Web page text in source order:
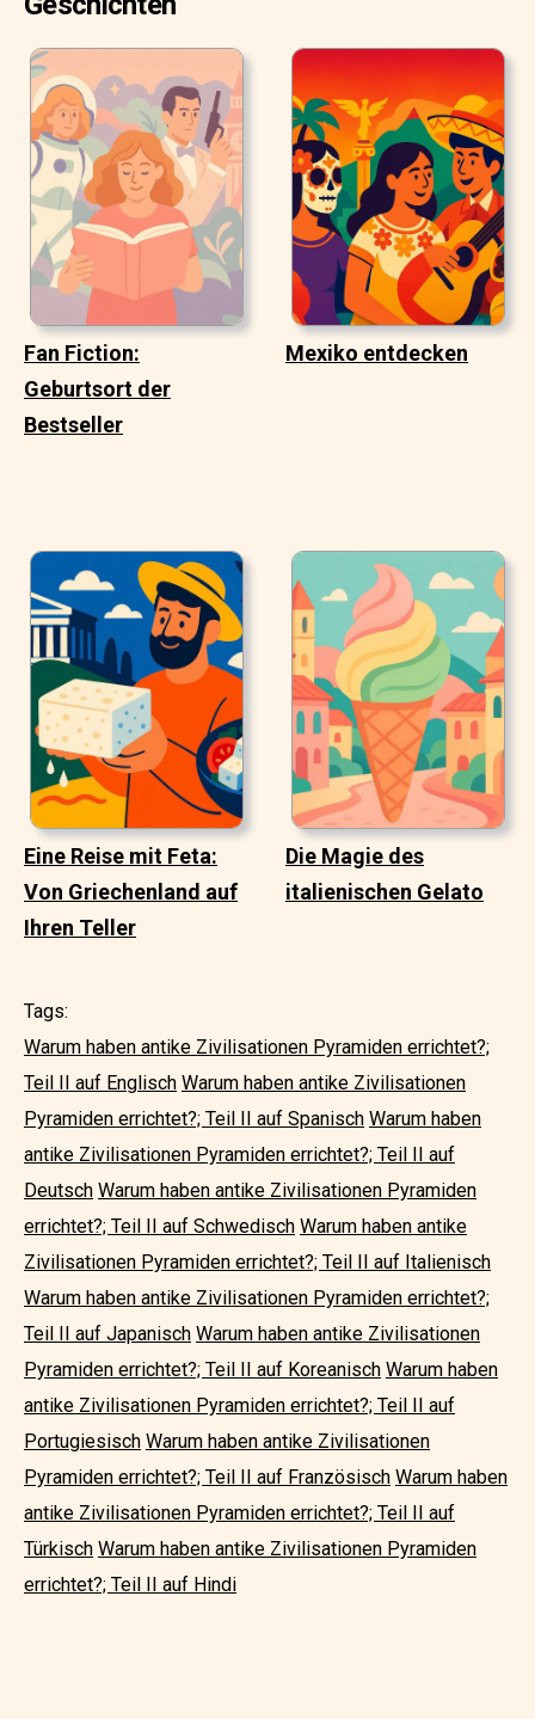
Fan Fiction:
Geburtsort der
Bestseller
Mexiko entdecken
Eine Reise mit Feta:
Von Griechenland auf
Ihren Teller
Die Magie des
italienischen Gelato
Tags:
Warum haben antike Zivilisationen Pyramiden errichtet?;
Teil II auf Englisch Warum haben antike Zivilisationen
Pyramiden errichtet?; Teil II auf Spanisch Warum haben
antike Zivilisationen Pyramiden errichtet?; Teil II auf
Deutsch Warum haben antike Zivilisationen Pyramiden
errichtet?; Teil II auf Schwedisch Warum haben antike
Zivilisationen Pyramiden errichtet?; Teil II auf Italienisch
Warum haben antike Zivilisationen Pyramiden errichtet?;
Teil II auf Japanisch Warum haben antike Zivilisationen
Pyramiden errichtet?; Teil II auf Koreanisch Warum haben
antike Zivilisationen Pyramiden errichtet?; Teil II auf
Portugiesisch Warum haben antike Zivilisationen
Pyramiden errichtet?; Teil II auf Französisch Warum haben
antike Zivilisationen Pyramiden errichtet?; Teil II auf
Türkisch Warum haben antike Zivilisationen Pyramiden
errichtet?; Teil II auf Hindi